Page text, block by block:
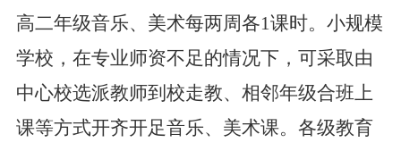
高二年级音乐、美术每两周各1课时。小规模
学校，在专业师资不足的情况下，可采取由
中心校选派教师到校走教、相邻年级合班上
课等方式开齐开足音乐、美术课。各级教育